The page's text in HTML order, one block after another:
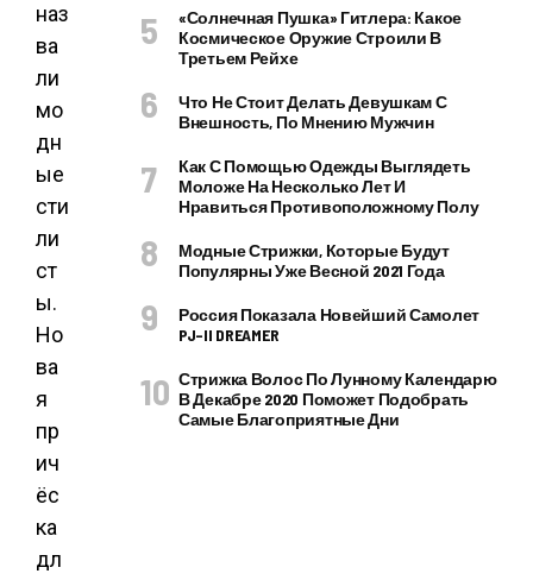
наз
ва
ли
мо
дн
ые
сти
ли
ст
ы.
Но
ва
я
пр
ич
ёс
ка
дл
«Солнечная Пушка» Гитлера: Какое
Космическое Оружие Строили В
Третьем Рейхе
Что Не Стоит Делать Девушкам С
Внешность, По Мнению Мужчин
Как С Помощью Одежды Выглядеть
Моложе На Несколько Лет И
Нравиться Противоположному Полу
Модные Стрижки, Которые Будут
Популярны Уже Весной 2021 Года
Россия Показала Новейший Самолет
PJ–II DREAMER
Стрижка Волос По Лунному Календарю
В Декабре 2020 Поможет Подобрать
Самые Благоприятные Дни